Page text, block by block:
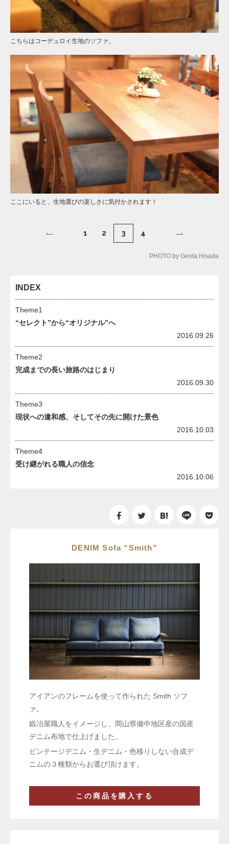
こちらはコーデュロイ生地のソファ。
ここにいると、生地選びの楽しさに気付かされます！
1 2 3 4
PHOTO by Genta Hisada
INDEX
Theme1
“セレクト”から“オリジナル”へ
2016.09.26
Theme2
完成までの長い旅路のはじまり
2016.09.30
Theme3
現状への違和感、そしてその先に開けた景色
2016.10.03
Theme4
受け継がれる職人の信念
2016.10.06
DENIM Sofa “Smith”
アイアンのフレームを使って作られた Smith ソフ
ァ。
鍛冶屋職人をイメージし、岡山県備中地区産の国産
デニム布地で仕上げました。
ビンテージデニム・生デニム・色移りしない合成デ
ニムの３種類からお選び頂けます。
この商品を購入する